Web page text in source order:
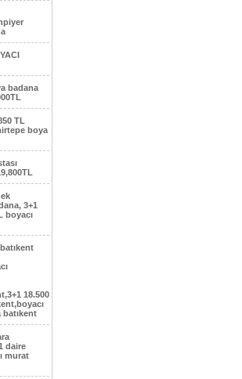
badana
TL
boya
3+1
boyacı
18.500
batıkent
daire
murat